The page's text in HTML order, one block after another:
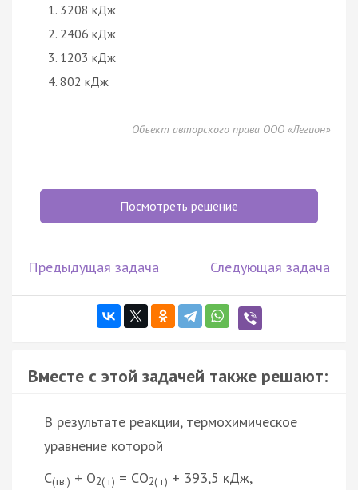
3208 кДж
2406 кДж
1203 кДж
802 кДж
Объект авторского права ООО «Легион»
Посмотреть решение
Предыдущая задача Следующая задача
Вместе с этой задачей также решают:
В результате реакции, термохимическое
уравнение которой
C(тв.) + O2( г) = CO2( г) + 393,5 кДж,